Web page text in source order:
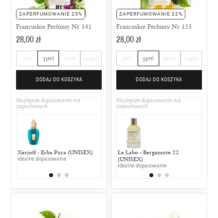
ZAPERFUMOWANIE 25%
Francuskie Perfumy Nr 141
28,00 zł
2ml 33ml 60ml 104ml
DODAJ DO KOSZYKA
Najlepsze dopasowanie nut
zapachowych
Xerjoff - Erba Pura (UNISEX)
Idealne dopasowanie
Chloé - L`Eau de Chloe EDT
25% wspólnych nut zapachowych
ZAPERFUMOWANIE 22%
Francuskie Perfumy Nr 153
28,00 zł
2ml 33ml 60ml 104ml
DODAJ DO KOSZYKA
Najlepsze dopasowanie nut
zapachowych
Le Labo - Bergamote 22
(UNISEX)
Idealne dopasowanie